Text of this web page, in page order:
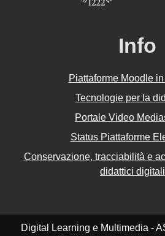
Info
Piattaforme Moodle
Tecnologie per la
Portale Video
Status Piattaforme
Conservazione, tracciabilità e
didattici digitali
Digital Learning e Multimedia -